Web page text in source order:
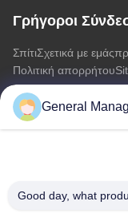
Γρήγοροι
ΣπίτιΣχετικά με εμάς
Πολιτική απορρήτου
Επικοινωνήστε
Διεύθυνση: Οδός
Ηλεκτρονικό:
General
Good day, what